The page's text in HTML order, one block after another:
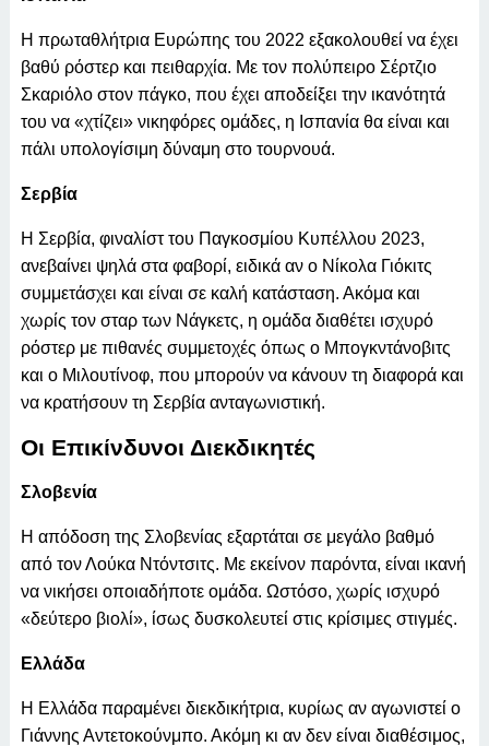
Η πρωταθλήτρια Ευρώπης του 2022 εξακολουθεί να έχει
βαθύ ρόστερ και πειθαρχία. Με τον πολύπειρο Σέρτζιο
Σκαριόλο στον πάγκο, που έχει αποδείξει την ικανότητά
του να «χτίζει» νικηφόρες ομάδες, η Ισπανία θα είναι και
πάλι υπολογίσιμη δύναμη στο τουρνουά.
Σερβία
Η Σερβία, φιναλίστ του Παγκοσμίου Κυπέλλου 2023,
ανεβαίνει ψηλά στα φαβορί, ειδικά αν ο Νίκολα Γιόκιτς
συμμετάσχει και είναι σε καλή κατάσταση. Ακόμα και
χωρίς τον σταρ των Νάγκετς, η ομάδα διαθέτει ισχυρό
ρόστερ με πιθανές συμμετοχές όπως ο Μπογκντάνοβιτς
και ο Μιλουτίνοφ, που μπορούν να κάνουν τη διαφορά και
να κρατήσουν τη Σερβία ανταγωνιστική.
Οι Επικίνδυνοι Διεκδικητές
Σλοβενία
Η απόδοση της Σλοβενίας εξαρτάται σε μεγάλο βαθμό
από τον Λούκα Ντόντσιτς. Με εκείνον παρόντα, είναι ικανή
να νικήσει οποιαδήποτε ομάδα. Ωστόσο, χωρίς ισχυρό
«δεύτερο βιολί», ίσως δυσκολευτεί στις κρίσιμες στιγμές.
Ελλάδα
Η Ελλάδα παραμένει διεκδικήτρια, κυρίως αν αγωνιστεί ο
Γιάννης Αντετοκούνμπο. Ακόμη κι αν δεν είναι διαθέσιμος,